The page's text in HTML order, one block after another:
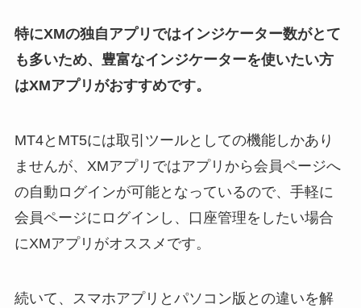
特にXMの独自アプリではインジケーター数がとて
も多いため、豊富なインジケーターを使いたい方
はXMアプリがおすすめです。
MT4とMT5には取引ツールとしての機能しかあり
ませんが、XMアプリではアプリから会員ページへ
の自動ログインが可能となっているので、手軽に
会員ページにログインし、口座管理をしたい場合
にXMアプリがオススメです。
続いて、スマホアプリとパソコン版との違いを解